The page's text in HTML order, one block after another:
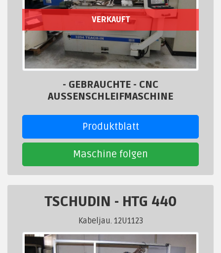
VERKAUFT
- GEBRAUCHTE - CNC
AUSSENSCHLEIFMASCHINE
Produktblatt
Maschine folgen
TSCHUDIN - HTG 440
Kabeljau. 12U1123